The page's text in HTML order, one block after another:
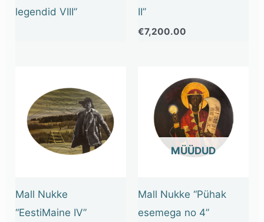
legendid VIII”
II”
€7,200.00
Mall Nukke
“EestiMaine IV”
OUT OF STOCK
Mall Nukke “Pühak
esemega no 4”